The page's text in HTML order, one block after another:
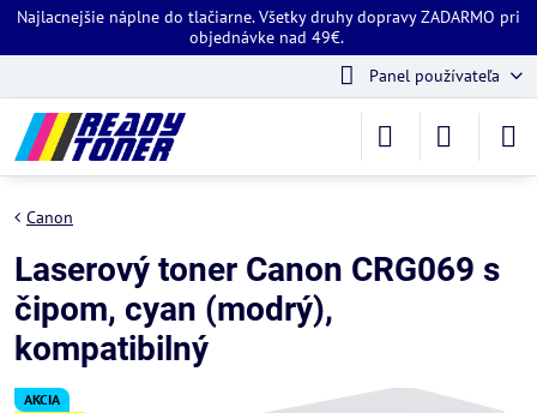
Najlacnejšie náplne do tlačiarne. Všetky druhy dopravy ZADARMO pri
objednávke nad 49€.
Panel používateľa
AKCIA
Canon
Laserový toner Canon CRG069 s
čipom, cyan (modrý),
kompatibilný